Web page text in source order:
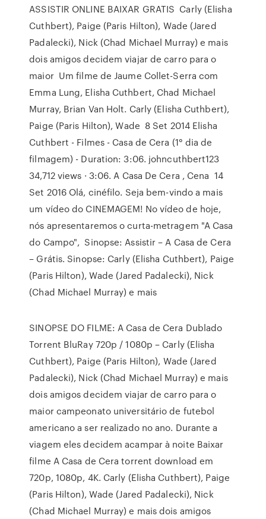
ASSISTIR ONLINE BAIXAR GRATIS Carly (Elisha
Cuthbert), Paige (Paris Hilton), Wade (Jared
Padalecki), Nick (Chad Michael Murray) e mais
dois amigos decidem viajar de carro para o
maior Um filme de Jaume Collet-Serra com
Emma Lung, Elisha Cuthbert, Chad Michael
Murray, Brian Van Holt. Carly (Elisha Cuthbert),
Paige (Paris Hilton), Wade 8 Set 2014 Elisha
Cuthbert - Filmes - Casa de Cera (1° dia de
filmagem) - Duration: 3:06. johncuthbert123
34,712 views · 3:06. A Casa De Cera , Cena 14
Set 2016 Olá, cinéfilo. Seja bem-vindo a mais
um vídeo do CINEMAGEM! No vídeo de hoje,
nós apresentaremos o curta-metragem "A Casa
do Campo", Sinopse: Assistir – A Casa de Cera
– Grátis. Sinopse: Carly (Elisha Cuthbert), Paige
(Paris Hilton), Wade (Jared Padalecki), Nick
(Chad Michael Murray) e mais
SINOPSE DO FILME: A Casa de Cera Dublado
Torrent BluRay 720p / 1080p – Carly (Elisha
Cuthbert), Paige (Paris Hilton), Wade (Jared
Padalecki), Nick (Chad Michael Murray) e mais
dois amigos decidem viajar de carro para o
maior campeonato universitário de futebol
americano a ser realizado no ano. Durante a
viagem eles decidem acampar à noite Baixar
filme A Casa de Cera torrent download em
720p, 1080p, 4K. Carly (Elisha Cuthbert), Paige
(Paris Hilton), Wade (Jared Padalecki), Nick
(Chad Michael Murray) e mais dois amigos